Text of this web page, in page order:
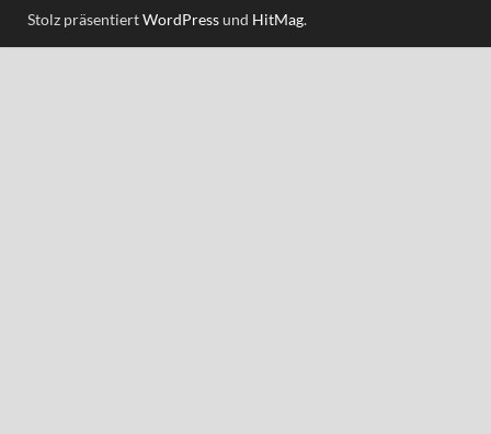
Stolz präsentiertWordPressund HitMag.